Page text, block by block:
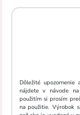
Dôležité
nájdete v návode
použitím si prosím
na použitie. Výrobok